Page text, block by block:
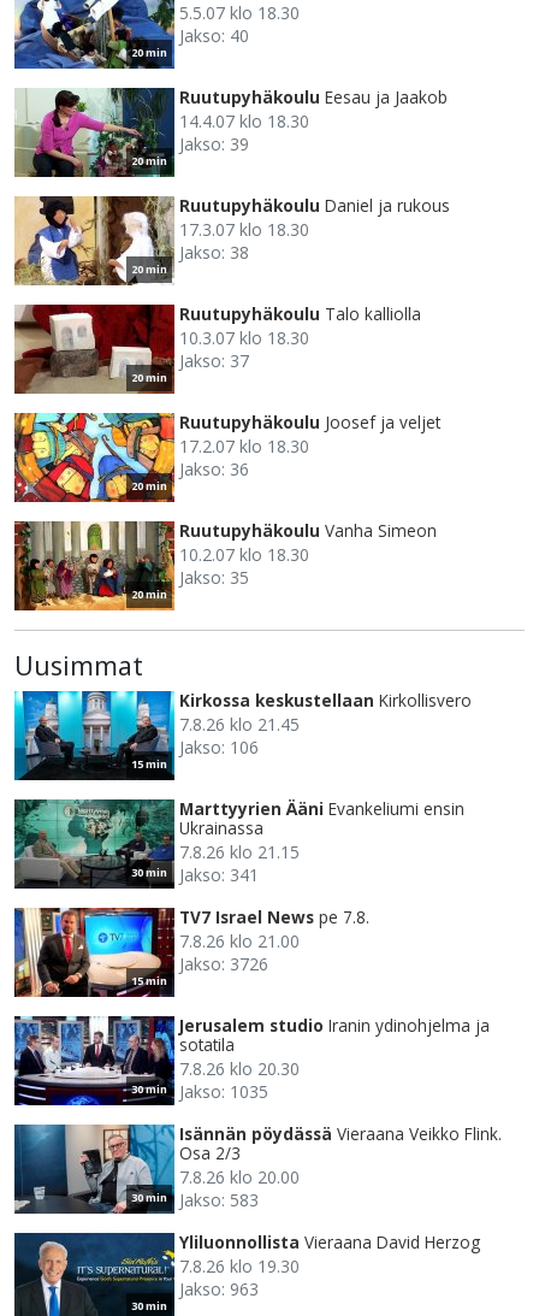
20 min
5.5.07 klo 18.30
Jakso: 40
20 min
Ruutupyhäkoulu Eesau ja Jaakob
14.4.07 klo 18.30
Jakso: 39
20 min
Ruutupyhäkoulu Daniel ja rukous
17.3.07 klo 18.30
Jakso: 38
20 min
Ruutupyhäkoulu Talo kalliolla
10.3.07 klo 18.30
Jakso: 37
20 min
Ruutupyhäkoulu Joosef ja veljet
17.2.07 klo 18.30
Jakso: 36
20 min
Ruutupyhäkoulu Vanha Simeon
10.2.07 klo 18.30
Jakso: 35
Uusimmat
15 min
Kirkossa keskustellaan Kirkollisvero
7.8.26 klo 21.45
Jakso: 106
30 min
Marttyyrien Ääni Evankeliumi ensin
Ukrainassa
7.8.26 klo 21.15
Jakso: 341
15 min
TV7 Israel News pe 7.8.
7.8.26 klo 21.00
Jakso: 3726
30 min
Jerusalem studio Iranin ydinohjelma ja
sotatila
7.8.26 klo 20.30
Jakso: 1035
30 min
Isännän pöydässä Vieraana Veikko Flink.
Osa 2/3
7.8.26 klo 20.00
Jakso: 583
30 min
Yliluonnollista Vieraana David Herzog
7.8.26 klo 19.30
Jakso: 963